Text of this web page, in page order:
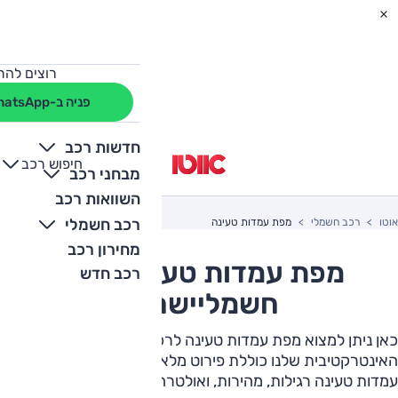
רוצים
פניה ב-WhatsApp
חדשות רכב
מבחני רכב
השוואות רכב
רכב חשמלי
מחירון רכב
רכב חדש
חיפוש רכב
+
-
אוטו רכב חשמלי מפת עמדות טעינה
מפת עמדות טעינה לרכב
חשמליישראל
כאן ניתן למצוא מפת עמדות טעינה לרכב חשמלי. המפה
האינטרקטיבית שלנו כוללת פירוט מלא על הפריסה הארצית של
עמדות טעינה רגילות, מהירות, ואולטרה מהירות (סופרצ'ארג'ר)
(5-22 kW)
(22-100 kW)
(100-350 kW)
Supercharger
(100-350 kW)